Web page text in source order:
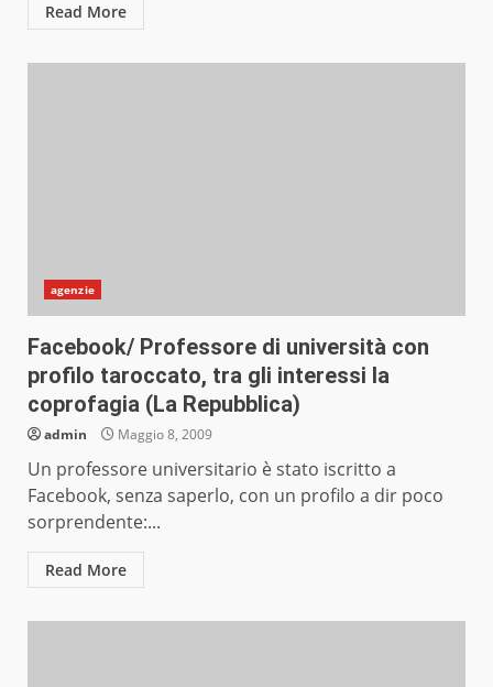
Read More
agenzie
Facebook/ Professore di università con
profilo taroccato, tra gli interessi la
coprofagia (La Repubblica)
admin Maggio 8, 2009
Un professore universitario è stato iscritto a
Facebook, senza saperlo, con un profilo a dir poco
sorprendente:...
Read More